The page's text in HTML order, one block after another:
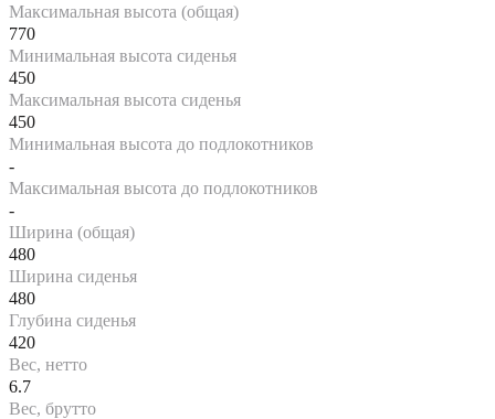
Максимальная высота (общая)
770
Минимальная высота сиденья
450
Максимальная высота сиденья
450
Минимальная высота до подлокотников
-
Максимальная высота до подлокотников
-
Ширина (общая)
480
Ширина сиденья
480
Глубина сиденья
420
Вес, нетто
6.7
Вес, брутто